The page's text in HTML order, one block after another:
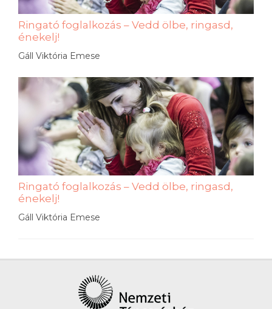
Ringató foglalkozás – Vedd ölbe, ringasd,
énekelj!
Gáll Viktória Emese
Ringató foglalkozás – Vedd ölbe, ringasd,
énekelj!
Gáll Viktória Emese